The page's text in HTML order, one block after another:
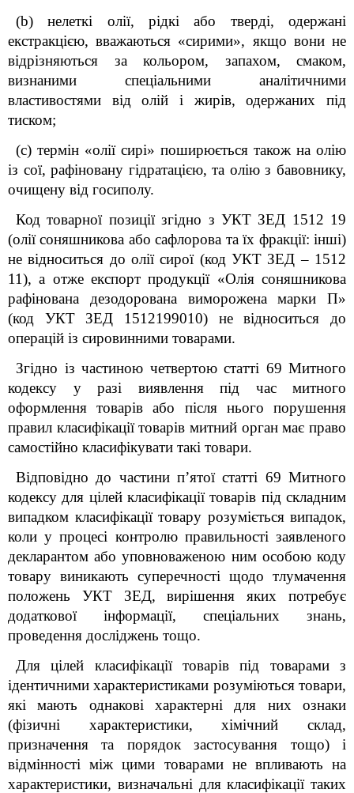
(b) нелеткі олії, рідкі або тверді, одержані
екстракцією, вважаються «сирими», якщо вони не
відрізняються за кольором, запахом, смаком,
визнаними спеціальними аналітичними
властивостями від олій і жирів, одержаних під
тиском;
(c) термін «олії сирі» поширюється також на олію
із сої, рафіновану гідратацією, та олію з бавовнику,
очищену від госиполу.
Код товарної позиції згідно з УКТ ЗЕД 1512 19
(олії соняшникова або сафлорова та їх фракції: інші)
не відноситься до олії сирої (код УКТ ЗЕД – 1512
11), а отже експортпродукції «Олія соняшникова
рафінована дезодорована виморожена марки П»
(код УКТ ЗЕД 1512199010) не відноситься до
операцій із сировинними товарами.
Згідно із частиною четвертою статті 69 Митного
кодексу у разі виявлення під час митного
оформлення товарів або після нього порушення
правил класифікації товарів митний орган має право
самостійно класифікувати такі товари.
Відповідно до частини п’ятої статті 69 Митного
кодексу для цілей класифікації товарів під складним
випадком класифікації товару розуміється випадок,
коли у процесі контролю правильності заявленого
декларантом або уповноваженою ним особою коду
товару виникають суперечності щодо тлумачення
положень УКТ ЗЕД, вирішення яких потребує
додаткової інформації, спеціальних знань,
проведення досліджень тощо.
Для цілей класифікації товарів під товарами з
ідентичними характеристиками розуміються товари,
які мають однакові характерні для них ознаки
(фізичні характеристики, хімічний склад,
призначення та порядок застосування тощо) і
відмінності між цими товарами не впливають на
характеристики, визначальні для класифікації таких